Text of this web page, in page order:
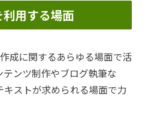
用する場面
成に関するあらゆる場面で活
ンツ制作やブログ執筆な
キストが求められる場面で力